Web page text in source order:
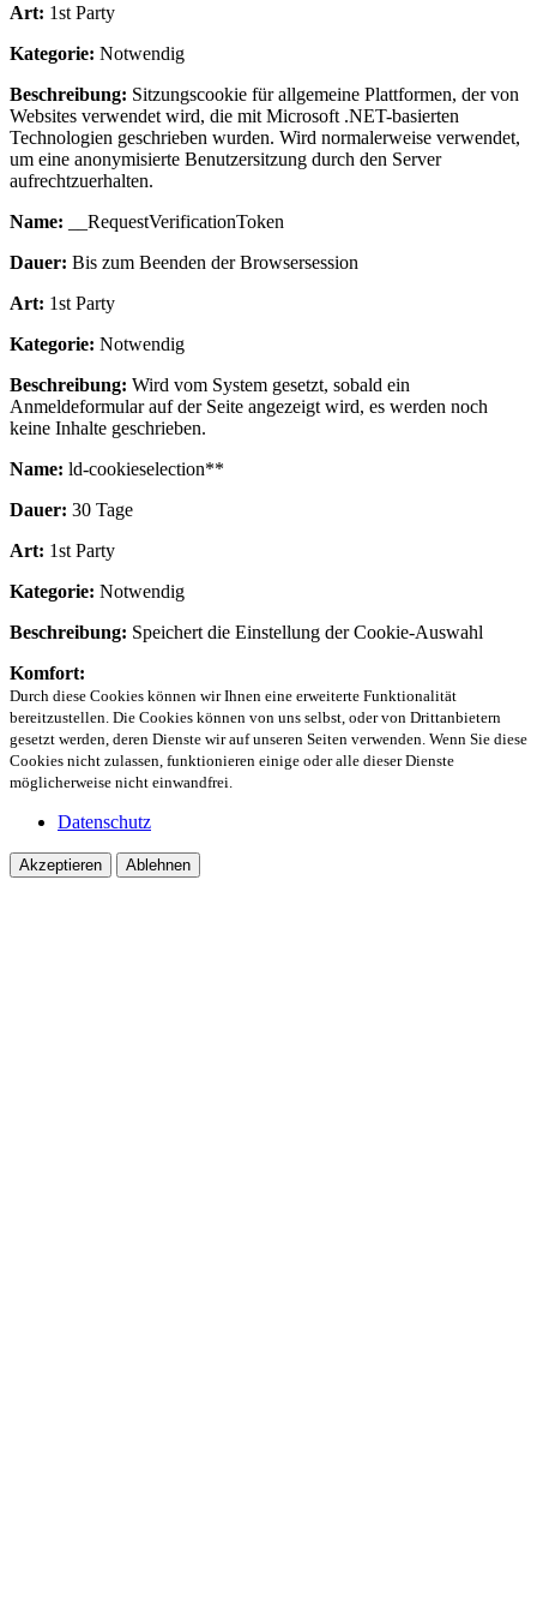
Art: 1st Party
Kategorie: Notwendig
Beschreibung: Sitzungscookie für allgemeine Plattformen, der von
Websites verwendet wird, die mit Microsoft .NET-basierten
Technologien geschrieben wurden. Wird normalerweise verwendet,
um eine anonymisierte Benutzersitzung durch den Server
aufrechtzuerhalten.
Name: __RequestVerificationToken
Dauer: Bis zum Beenden der Browsersession
Art: 1st Party
Kategorie: Notwendig
Beschreibung: Wird vom System gesetzt, sobald ein
Anmeldeformular auf der Seite angezeigt wird, es werden noch
keine Inhalte geschrieben.
Name: ld-cookieselection**
Dauer: 30 Tage
Art: 1st Party
Kategorie: Notwendig
Beschreibung: Speichert die Einstellung der Cookie-Auswahl
Komfort:
Durch diese Cookies können wir Ihnen eine erweiterte Funktionalität
bereitzustellen. Die Cookies können von uns selbst, oder von Drittanbietern
gesetzt werden, deren Dienste wir auf unseren Seiten verwenden. Wenn Sie diese
Cookies nicht zulassen, funktionieren einige oder alle dieser Dienste
möglicherweise nicht einwandfrei.
Datenschutz
Akzeptieren Ablehnen